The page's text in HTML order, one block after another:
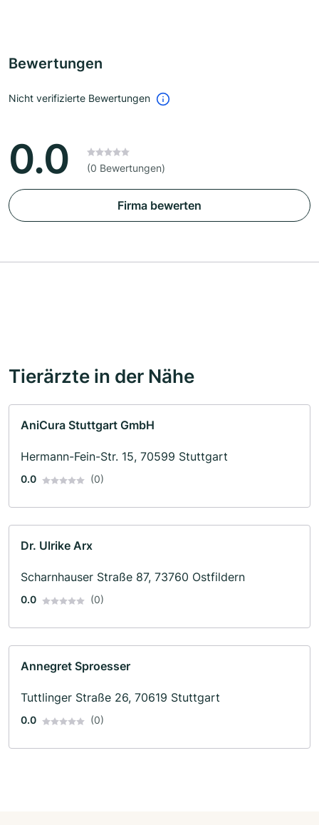
Bewertungen
Nicht verifizierte Bewertungen
0.0 (0 Bewertungen)
Firma bewerten
Tierärzte in der Nähe
AniCura Stuttgart GmbH
Hermann-Fein-Str. 15, 70599 Stuttgart
0.0 (0)
Dr. Ulrike Arx
Scharnhauser Straße 87, 73760 Ostfildern
0.0 (0)
Annegret Sproesser
Tuttlinger Straße 26, 70619 Stuttgart
0.0 (0)